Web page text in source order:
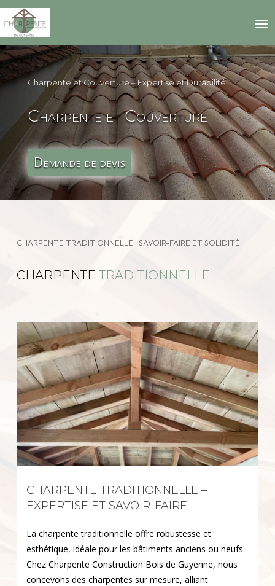
Charpente et Couverture – Expertise et Durabilité
Charpente et Couverture
Demande de devis
CHARPENTE TRADITIONNELLE : SAVOIR-FAIRE ET SOLIDITÉ
CHARPENTE TRADITIONNELLE
CHARPENTE TRADITIONNELLE –
EXPERTISE ET SAVOIR-FAIRE
La charpente traditionnelle offre robustesse et
esthétique, idéale pour les bâtiments anciens ou neufs.
Chez Charpente Construction Bois de Guyenne, nous
concevons des charpentes sur mesure, alliant